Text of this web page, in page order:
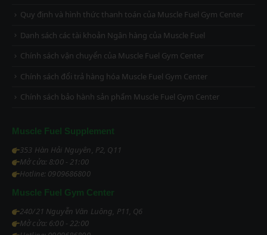
Quy định và hình thức thanh toán của Muscle Fuel Gym Center
Danh sách các tài khoản Ngân hàng của Muscle Fuel
Chính sách vận chuyển của Muscle Fuel Gym Center
Chính sách đổi trả hàng hóa Muscle Fuel Gym Center
Chính sách bảo hành sản phẩm Muscle Fuel Gym Center
Muscle Fuel Supplement
353 Hàn Hải Nguyên, P2, Q11
Mở cửa: 8:00 - 21:00
Hotline: 0909686800
Muscle Fuel Gym Center
240/21 Nguyễn Văn Luông, P11, Q6
Mở cửa: 6:00 - 22:00